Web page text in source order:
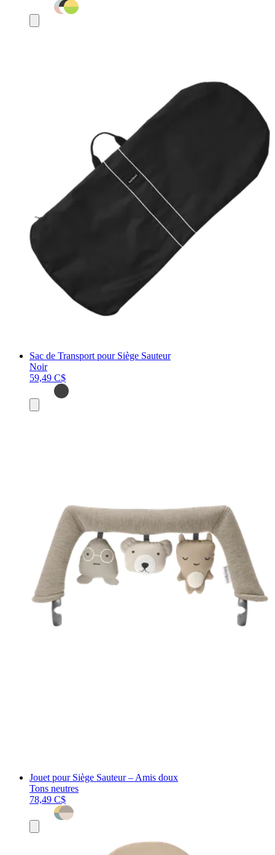
au
Sac de Transport pour Siège Sauteur
Noir
59,49 C$
au
Jouet pour Siège Sauteur – Amis doux
Tons neutres
78,49 C$
au